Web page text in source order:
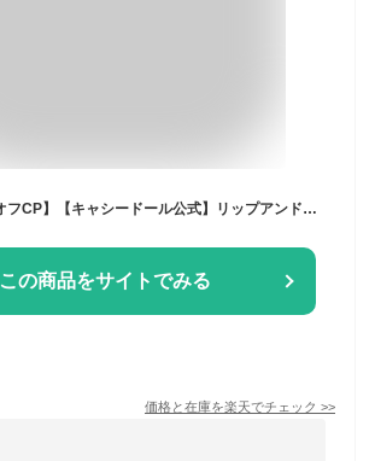
【3/15限定・5%オフCP】【キャシードール公式】リップアンドチーク ヌードマットティント リップ＆チーク リップチーク兼用 落ちない 落ちにくい ティントリップ マットリップ イエベ ブルベ マルチコスメ 持ち運び 持ち歩き プチプラ おすすめ 人気｜CathyDollタイコスメ
この商品をサイトでみる
価格と在庫を楽天でチェック >>